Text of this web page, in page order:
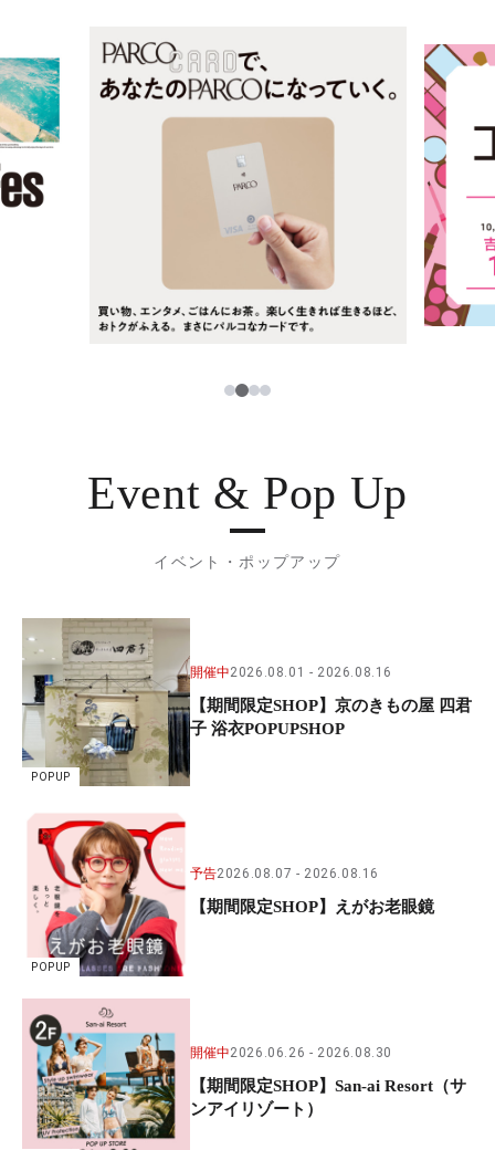
レストラン・カフェ
TAX FREE
PARCOメンバーズ
ภาษาไทย
日本語
123
Event & Pop Up
イベント・ポップアップ
POPUP
開催中2026.08.01 2026.08.16
【期間限定SHOP】京のきもの屋 四君
子 浴衣POPUPSHOP
POPUP
予告2026.08.07 2026.08.16
【期間限定SHOP】えがお老眼鏡
開催中2026.06.26 2026.08.30
【期間限定SHOP】San-ai Resort（サ
ンアイリゾート）